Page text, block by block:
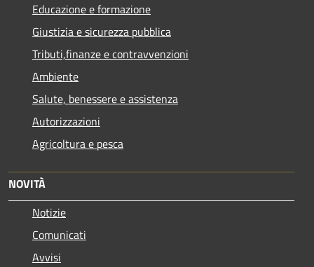
Educazione e formazione
Giustizia e sicurezza pubblica
Tributi,finanze e contravvenzioni
Ambiente
Salute, benessere e assistenza
Autorizzazioni
Agricoltura e pesca
NOVITÀ
Notizie
Comunicati
Avvisi